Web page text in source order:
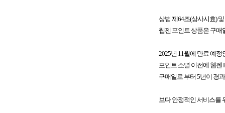
상법 제64조(상사시효)
웹젠 포인트 상품은 구매
2025년 11월에 만료 예정
포인트 소멸 이전에 웹젠
구매일로 부터 5년이 경
보다 안정적인 서비스를